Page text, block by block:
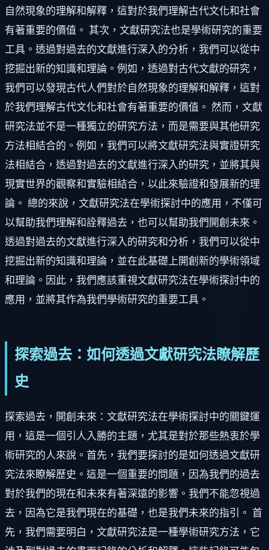
自然現象的理解和解釋，這對於我們理解古代文化和社會
有著重要的價值。 其次，文獻研究法也是學術研究的重要
工具。透過對過去的文獻進行深入的分析，我們可以從中
挖掘出新的知識和理論。例如，透過對古代文獻的研究，
我們可以發現古代人們對於自然現象的理解和解釋，這對
於我們理解古代文化和社會有著重要的價值。 然而，文獻
研究法並不是一種獨立的研究方法，而是需要與其他研究
方法相結合的。例如，我們可以將文獻研究法與實證研究
法相結合，透過對過去的文獻進行深入的研究，並將其與
現實世界的觀察和實驗相結合，以此來驗證和發展新的理
論。 總的來說，文獻研究法在學術探討中的應用，不僅可
以幫助我們理解和詮釋過去，也可以幫助我們開創未來。
透過對過去的文獻進行深入的研究和分析，我們可以從中
挖掘出新的知識和理論，並在此基礎上開創新的學術領域
和理論。因此，我們應該重視文獻研究法在學術探討中的
應用，並將其作為我們學術研究的重要工具。
探索過去：如何透過文獻研究法瞭解歷
史
探索過去，開創未來：文獻研究法在學術探討中的關鍵運
用，這是一個引人入勝的主題，尤其是對於那些熱衷於學
術研究的人來說。首先，我們要探討的是如何透過文獻研
究法來瞭解歷史。這是一個重要的問題，因為我們的過去
對於我們的現在和未來有著深遠的影響。我們不能忽視過
去，因為它是我們現在的基礎，也是我們未來的指引。 首
先，我們需要明白，文獻研究法是一種學術研究方法，它